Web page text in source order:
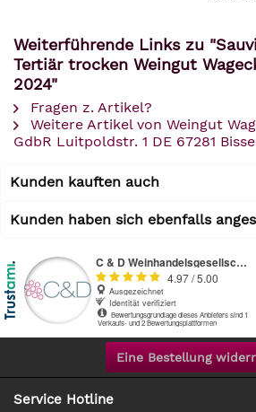
Weiterführende Links zu
Tertiär trocken Weingut
2024"
Fragen z. Artikel?
Weitere Artikel von Weingut
GdbR Luitpoldstr. 1 DE 67281
Kunden kauften auch
Kunden haben sich ebenfalls
Eine Bestellung
Service Hotline